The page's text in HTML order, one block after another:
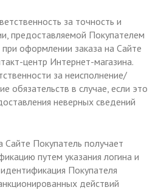
за точность и
предоставляемой Покупателем
оформлении заказа на Сайте
центр Интернет-магазина.
за неисполнение/
обязательств в случае, если это
неверных сведений
Сайте Покупатель получает
путем указания логина и
Покупателя
действий